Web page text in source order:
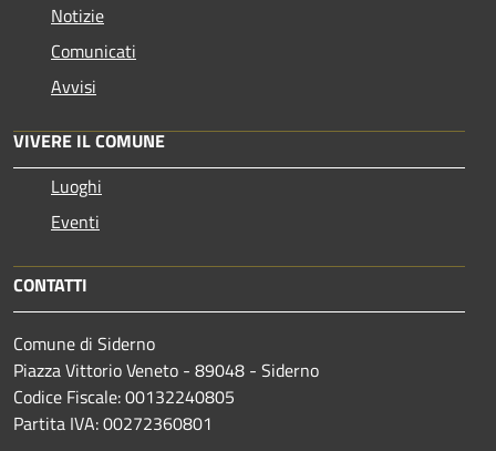
Notizie
Comunicati
Avvisi
VIVERE IL COMUNE
Luoghi
Eventi
CONTATTI
Comune di Siderno
Piazza Vittorio Veneto - 89048 - Siderno
Codice Fiscale: 00132240805
Partita IVA: 00272360801